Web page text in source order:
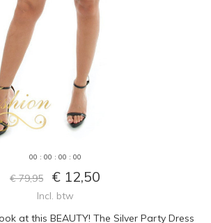
00 : 00 : 00 : 00
€ 79,95 € 12,50
Incl. btw
at this BEAUTY! The Silver Party Dress